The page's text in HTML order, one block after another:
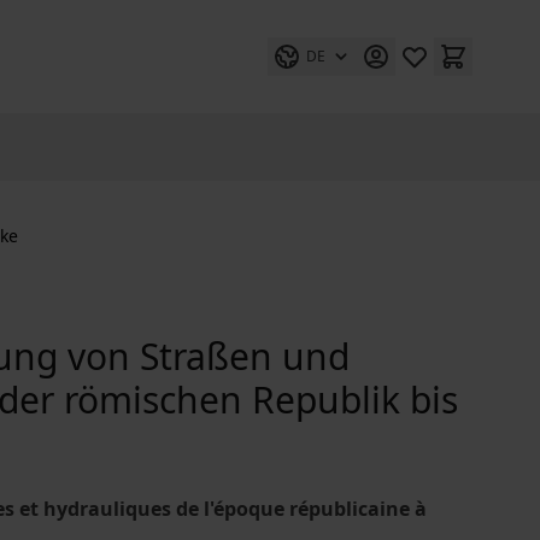
DE
von Straßen und
römischen Republik bis
hydrauliques de l'époque républicaine à